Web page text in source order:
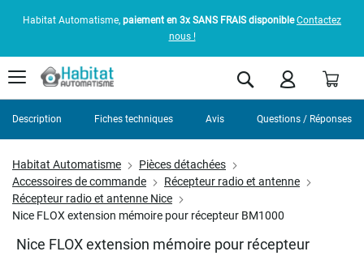
Habitat Automatisme, paiement en 3x SANS FRAIS disponible Contactez
nous !
Rechercher
Habitat Automatisme
Pièces détachées
Accessoires de commande
Récepteur radio et antenne
Récepteur radio et antenne Nice
Nice FLOX extension mémoire pour récepteur BM1000
Nice FLOX extension mémoire pour récepteur
Description Fiches techniques Avis Questions / Réponses